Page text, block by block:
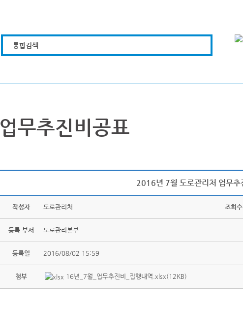
통합검색
업무추진비공표
2016년 7월 도로관리처 업무추
작성자 도로관리처 조회수
등록 부서 도로관리본부
등록일 2016/08/02 15:59
첨부 16년_7월_업무추진비_집행내역.xlsx(12KB)